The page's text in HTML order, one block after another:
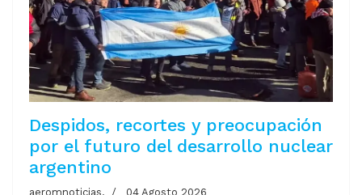
Despidos, recortes y preocupación
por el futuro del desarrollo nuclear
argentino
aeromnoticias. 04 Agosto 2026